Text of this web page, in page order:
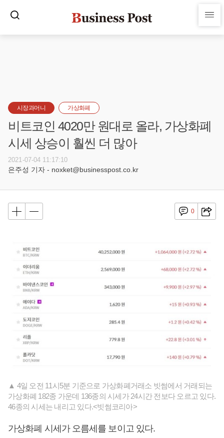
시장과머니 가상화폐
비트코인 4020만 원대로 올라, 가상화폐
시세 상승이 훨씬 더 많아
2021-07-04 11:17:10
은주성 기자 - noxket@businesspost.co.kr
0
▲ 4일 오전 11시5분 기준으로 가상화폐거래소 빗썸에서 거래되는
가상화폐 182종 가운데 136종의 시세가 24시간 전보다 오르고 있다.
46종의 시세는 내리고 있다.<빗썸코리아>
가상화폐 시세가 오름세를 보이고 있다.